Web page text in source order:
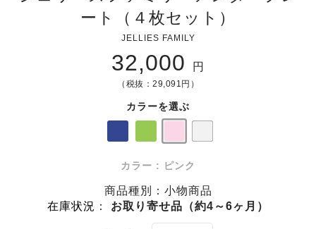
ート（４枚セット）
JELLIES FAMILY
32,000 円
（税抜：29,091円）
カラーを選ぶ
カラー : ピンク
商品種別：小物商品
在庫状況 ： お取り寄せ品（約4～6ヶ月）